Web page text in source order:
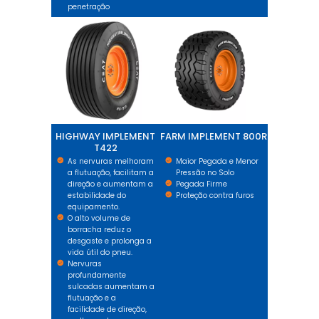
penetração
HIGHWAY IMPLEMENT
T422
As nervuras melhoram
a flutuação, facilitam a
direção e aumentam a
estabilidade do
equipamento.
O alto volume de
borracha reduz o
desgaste e prolonga a
vida útil do pneu.
Nervuras
profundamente
sulcadas aumentam a
flutuação e a
facilidade de direção,
FARM IMPLEMENT 800R
Maior Pegada e Menor
Pressão no Solo
Pegada Firme
Proteção contra furos